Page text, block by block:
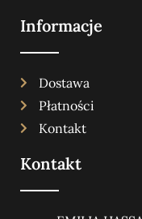
Informacje
Dostawa
Płatności
Kontakt
Kontakt